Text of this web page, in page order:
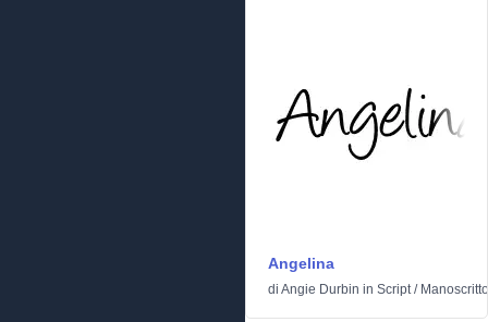
Angelina
di Angie Durbin in Script/ Manoscritto